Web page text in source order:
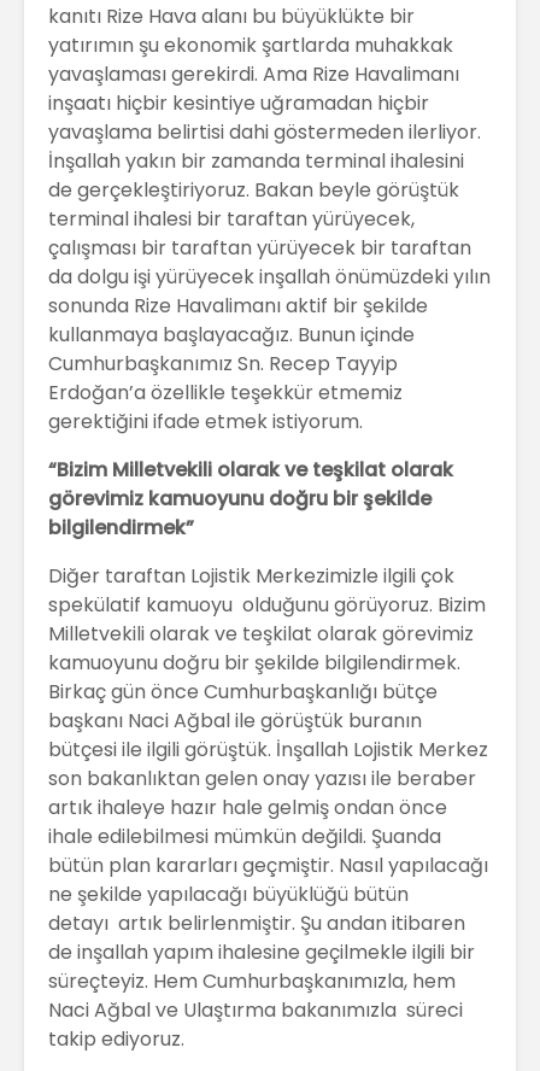
kanıtı Rize Hava alanı bu büyüklükte bir
yatırımın şu ekonomik şartlarda muhakkak
yavaşlaması gerekirdi. Ama Rize Havalimanı
inşaatı hiçbir kesintiye uğramadan hiçbir
yavaşlama belirtisi dahi göstermeden ilerliyor.
İnşallah yakın bir zamanda terminal ihalesini
de gerçekleştiriyoruz. Bakan beyle görüştük
terminal ihalesi bir taraftan yürüyecek,
çalışması bir taraftan yürüyecek bir taraftan
da dolgu işi yürüyecek inşallah önümüzdeki yılın
sonunda Rize Havalimanı aktif bir şekilde
kullanmaya başlayacağız. Bunun içinde
Cumhurbaşkanımız Sn. Recep Tayyip
Erdoğan’a özellikle teşekkür etmemiz
gerektiğini ifade etmek istiyorum.
“Bizim Milletvekili olarak ve teşkilat olarak
görevimiz kamuoyunu doğru bir şekilde
bilgilendirmek”
Diğer taraftan Lojistik Merkezimizle ilgili çok
spekülatif kamuoyu olduğunu görüyoruz. Bizim
Milletvekili olarak ve teşkilat olarak görevimiz
kamuoyunu doğru bir şekilde bilgilendirmek.
Birkaç gün önce Cumhurbaşkanlığı bütçe
başkanı Naci Ağbal ile görüştük buranın
bütçesi ile ilgili görüştük. İnşallah Lojistik Merkez
son bakanlıktan gelen onay yazısı ile beraber
artık ihaleye hazır hale gelmiş ondan önce
ihale edilebilmesi mümkün değildi. Şuanda
bütün plan kararları geçmiştir. Nasıl yapılacağı
ne şekilde yapılacağı büyüklüğü bütün
detayı artık belirlenmiştir. Şu andan itibaren
de inşallah yapım ihalesine geçilmekle ilgili bir
süreçteyiz. Hem Cumhurbaşkanımızla, hem
Naci Ağbal ve Ulaştırma bakanımızla süreci
takip ediyoruz.